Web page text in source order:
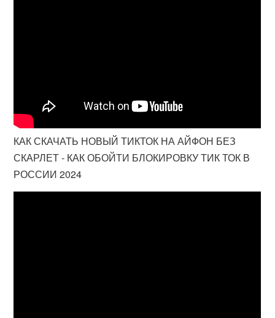
КАК СКАЧАТЬ НОВЫЙ ТИКТОК НА АЙФОН БЕЗ
СКАРЛЕТ - КАК ОБОЙТИ БЛОКИРОВКУ ТИК ТОК В
РОССИИ 2024